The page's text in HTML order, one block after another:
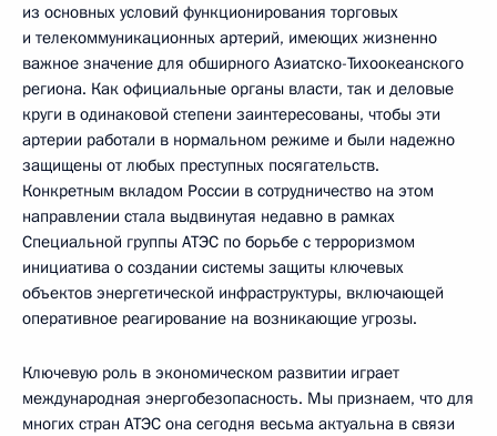
из основных условий функционирования торговых
и телекоммуникационных артерий, имеющих жизненно
важное значение для обширного Азиатско-Тихоокеанского
региона. Как официальные органы власти, так и деловые
круги в одинаковой степени заинтересованы, чтобы эти
артерии работали в нормальном режиме и были надежно
защищены от любых преступных посягательств.
Конкретным вкладом России в сотрудничество на этом
направлении стала выдвинутая недавно в рамках
Специальной группы АТЭС по борьбе с терроризмом
инициатива о создании системы защиты ключевых
объектов энергетической инфраструктуры, включающей
оперативное реагирование на возникающие угрозы.
Ключевую роль в экономическом развитии играет
международная энергобезопасность. Мы признаем, что для
многих стран АТЭС она сегодня весьма актуальна в связи